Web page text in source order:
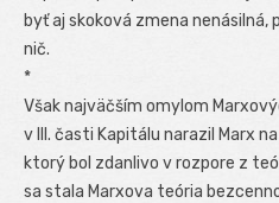
byť aj skoková zmena
nič.
*
Však najväčším omylom
v III. časti Kapitálu narazil Marx
ktorý bol zdanlivo v rozpore z
sa stala Marxova teória